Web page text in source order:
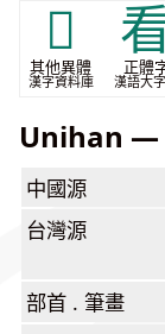
𣅩
其他異體
漢字資料庫
正體
漢語大
Unihan —
中國源
台灣源
部首 . 筆畫